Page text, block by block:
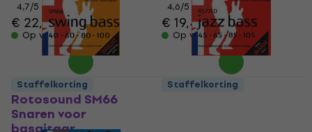
4,7/5
€ 22,50
Op voorraad
4,6/5
€ 19,40
Op voorraad
Rotosound SM66
Snaren voor
Staffelkorting Staffelkorting